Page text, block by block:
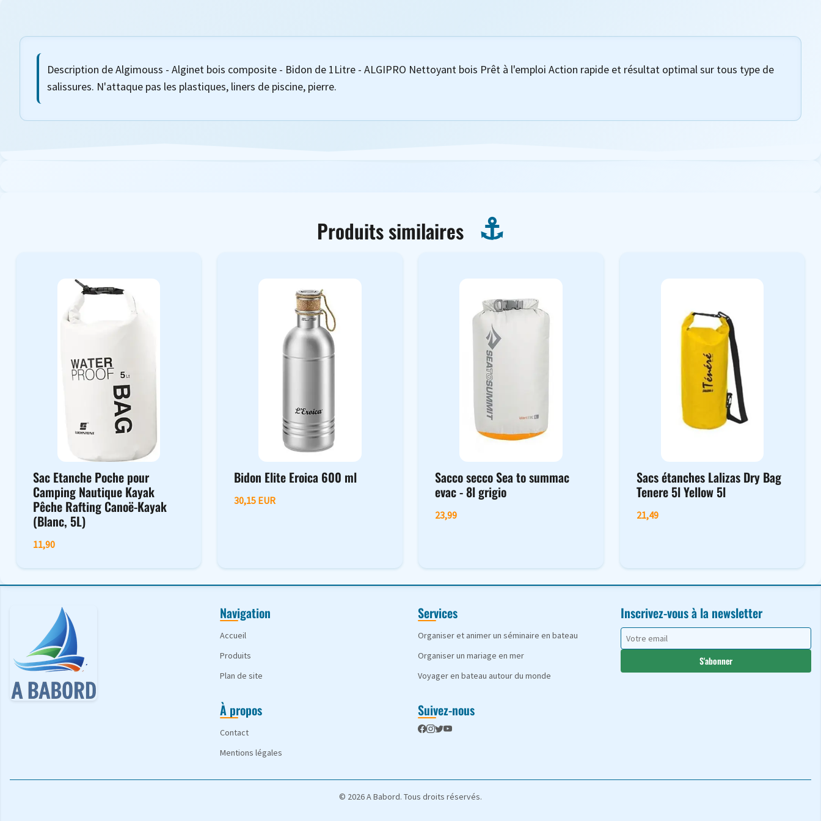
Description de Algimouss - Alginet bois composite - Bidon de 1Litre - ALGIPRO Nettoyant bois Prêt à l'emploi Action rapide et résultat optimal sur tous type de
salissures. N'attaque pas les plastiques, liners de piscine, pierre.
Produits similaires
Sac Etanche Poche pour
Camping Nautique Kayak
Pêche Rafting Canoë-Kayak
(Blanc, 5L)
11,90
Bidon Elite Eroica 600 ml
30,15 EUR
Sacco secco Sea to summac
evac - 8l grigio
23,99
Sacs étanches Lalizas Dry Bag
Tenere 5l Yellow 5l
21,49
Navigation
Accueil
Produits
Plan de site
Services
Organiser et animer un séminaire en bateau
Organiser un mariage en mer
Voyager en bateau autour du monde
À propos
Contact
Mentions légales
Suivez-nous
Inscrivez-vous à la newsletter
S'abonner
© 2026 A Babord. Tous droits réservés.